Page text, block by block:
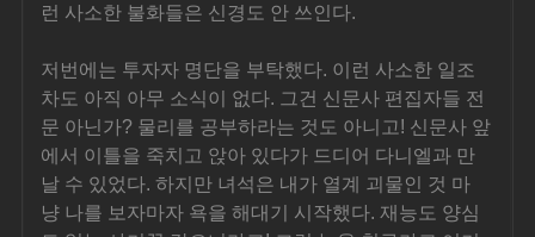
런 사소한 불화들은 신경도 안 쓰인다.
저번에는 투자자 명단을 부탁했다. 이런 사소한 일조
차도 아직 아무 소식이 없다. 그건 신문사 편집자들 전
문 아닌가? 물리를 공부하라는 것도 아니고! 신문사 앞
에서 이틀을 죽치고 앉아 있다가 드디어 다니엘과 만
날 수 있었다. 하지만 녀석은 내가 열계 괴물인 것 마
냥 나를 보자마자 욕을 해대기 시작했다. 재능도 양심